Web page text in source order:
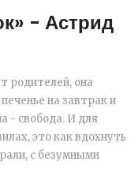
- Астрид
родителей, она
на завтрак и
- свобода. И для
это как вдохнуть
с безумными